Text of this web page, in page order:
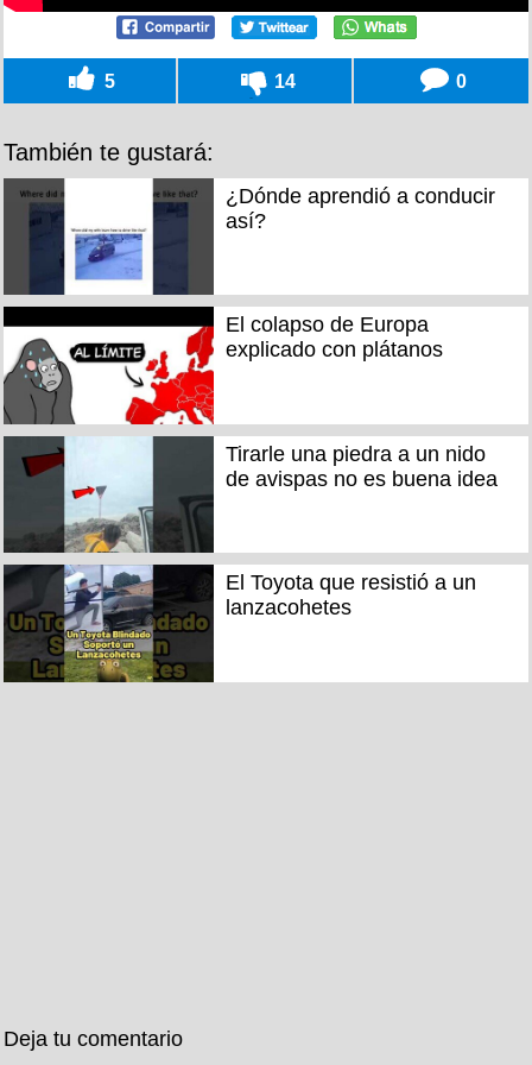
5 14 0
También te gustará:
¿Dónde aprendió a conducir
así?
El colapso de Europa
explicado con plátanos
Tirarle una piedra a un nido
de avispas no es buena idea
El Toyota que resistió a un
lanzacohetes
Deja tu comentario